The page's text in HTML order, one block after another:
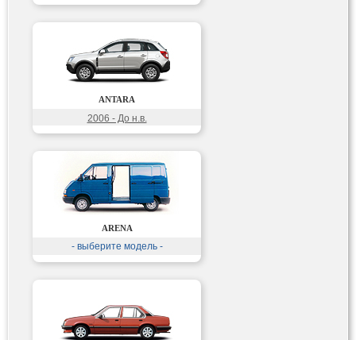
ANTARA
2006 - До н.в.
ARENA
- выберите модель -